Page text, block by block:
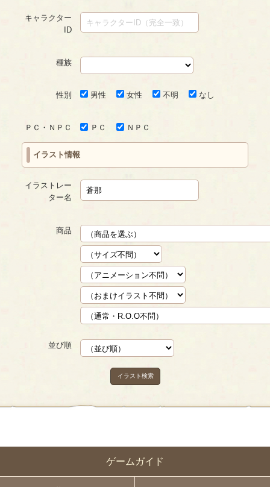
ゲームガイド
キャラクター
ID
種族
性別 男性 女性 不明 なし
ＰＣ・ＮＰＣ ＰＣ ＮＰＣ
イラスト情報
イラストレー
ター名
商品
並び順
イラスト検索